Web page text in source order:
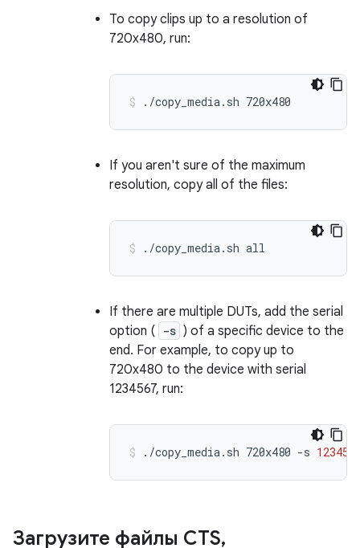
To copy clips up to a resolution of
720x480, run:
./copy_media.sh 720x480
If you aren't sure of the maximum
resolution, copy all of the files:
./copy_media.sh all
If there are multiple DUTs, add the serial
option (
-s ) of a specific device to the
end. For example, to copy up to
720x480 to the device with serial
1234567, run:
./copy_media.sh 720x480 -s
Загрузите файлы CTS,